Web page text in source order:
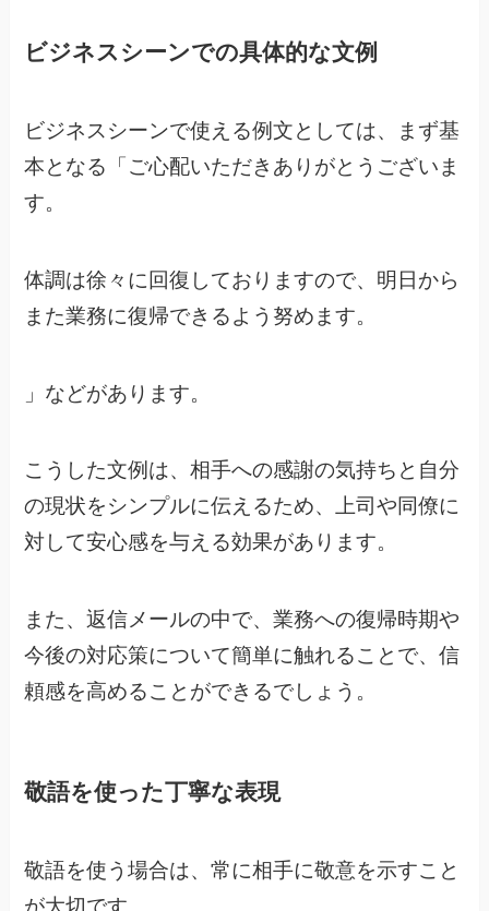
ビジネスシーンでの具体的な文例
ビジネスシーンで使える例文としては、まず基
本となる「ご心配いただきありがとうございま
す。
体調は徐々に回復しておりますので、明日から
また業務に復帰できるよう努めます。
」などがあります。
こうした文例は、相手への感謝の気持ちと自分
の現状をシンプルに伝えるため、上司や同僚に
対して安心感を与える効果があります。
また、返信メールの中で、業務への復帰時期や
今後の対応策について簡単に触れることで、信
頼感を高めることができるでしょう。
敬語を使った丁寧な表現
敬語を使う場合は、常に相手に敬意を示すこと
が大切です。